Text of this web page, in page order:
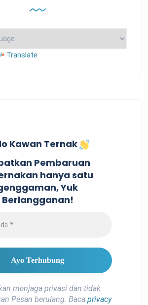
Translate
Kawan Ternak
Pembaruan
hanya satu
Yuk
Berlangganan!
menjaga privasi dan tidak
Pesan berulang. Baca privacy